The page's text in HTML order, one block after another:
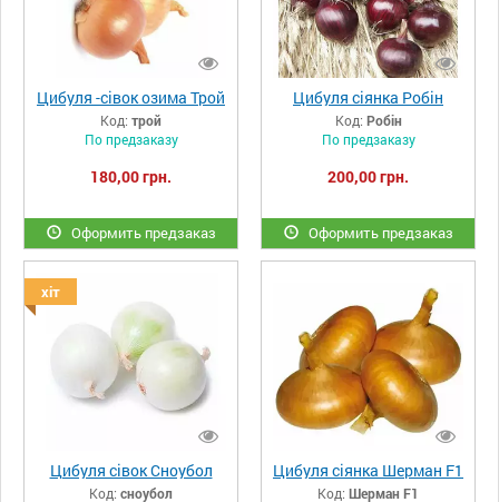
Цибуля -сівок озима Трой
Код: трой
По предзаказу
180,00 грн.
Оформить предзаказ
Цибуля сіянка Робін
Код: Робін
По предзаказу
200,00 грн.
Оформить предзаказ
хіт
Цибуля сівок Сноубол
Код: сноубол
Цибуля сіянка Шерман F1
Код: Шерман F1